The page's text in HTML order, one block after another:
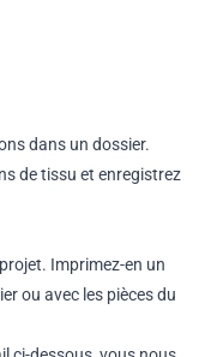
dans un dossier.
de tissu et enregistrez
Imprimez-en un
ou avec les pièces du